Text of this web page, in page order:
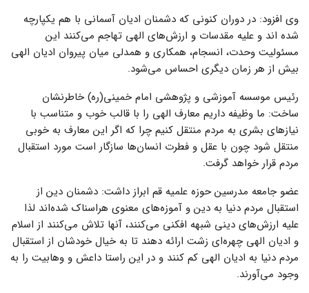
وی افزود: در دوران کنونی که دشمنان ادیان آسمانی با هم یکپارچه
شده ‌اند و علیه مقدسات و ارزش‌های الهی تهاجم می‌کنند این
مسئولیت وحدت، انسجام، همکاری و همدلی میان پیروان ادیان الهی
بیش از هر زمان دیگری احساس می‌شود.
رئیس موسسه آموزشی و پژوهشی امام خمینی(ره) خاطرنشان
ساخت: ما وظیفه داریم معارف الهی را با قالب خوب و متناسب با
نیازهای بشری به مردم منتقل کنیم چرا که اگر این معارف به خوبی
منتقل شود چون با عقل و فطرت انسان‌ها سازگار است مورد استقبال
مردم قرار خواهد گرفت.
عضو جامعه مدرسین حوزه علمیه قم ابراز داشت: دشمنان دین از
استقبال مردم دنیا به دین و آموزه‌های معنوی هراسناک شده‌اند لذا
علیه ارزش‌های دینی شبهه افکنی می‌کنند، آنها تلاش می‌کنند از اسلام
و ادیان الهی چهره‌ای زشت ارائه دهند تا به خیال خودشان از استقبال
مردم دنیا به ادیان الهی کم کنند و در این راستا داعش و وهابیت را به
وجود می‌آورند.